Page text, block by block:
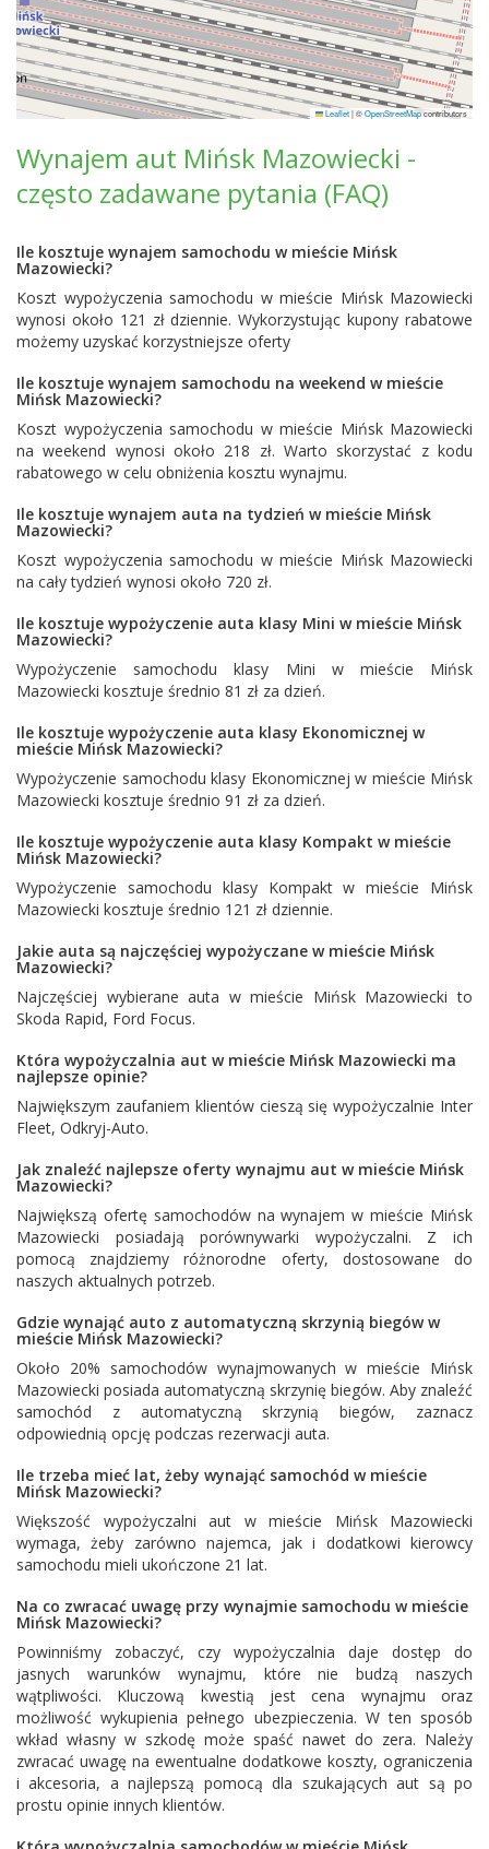
Leaflet|©OpenStreetMapcontributors
Wynajem aut Mińsk Mazowiecki -
często zadawane pytania (FAQ)
Ile kosztuje wynajem samochodu w mieście Mińsk
Mazowiecki?
Koszt wypożyczenia samochodu w mieście Mińsk Mazowiecki
wynosi około 121 zł dziennie. Wykorzystując kupony rabatowe
możemy uzyskać korzystniejsze oferty
Ile kosztuje wynajem samochodu na weekend w mieście
Mińsk Mazowiecki?
Koszt wypożyczenia samochodu w mieście Mińsk Mazowiecki
na weekend wynosi około 218 zł. Warto skorzystać z kodu
rabatowego w celu obniżenia kosztu wynajmu.
Ile kosztuje wynajem auta na tydzień w mieście Mińsk
Mazowiecki?
Koszt wypożyczenia samochodu w mieście Mińsk Mazowiecki
na cały tydzień wynosi około 720 zł.
Ile kosztuje wypożyczenie auta klasy Mini w mieście Mińsk
Mazowiecki?
Wypożyczenie samochodu klasy Mini w mieście Mińsk
Mazowiecki kosztuje średnio 81 zł za dzień.
Ile kosztuje wypożyczenie auta klasy Ekonomicznej w
mieście Mińsk Mazowiecki?
Wypożyczenie samochodu klasy Ekonomicznej w mieście Mińsk
Mazowiecki kosztuje średnio 91 zł za dzień.
Ile kosztuje wypożyczenie auta klasy Kompakt w mieście
Mińsk Mazowiecki?
Wypożyczenie samochodu klasy Kompakt w mieście Mińsk
Mazowiecki kosztuje średnio 121 zł dziennie.
Jakie auta są najczęściej wypożyczane w mieście Mińsk
Mazowiecki?
Najczęściej wybierane auta w mieście Mińsk Mazowiecki to
Skoda Rapid, Ford Focus.
Która wypożyczalnia aut w mieście Mińsk Mazowiecki ma
najlepsze opinie?
Największym zaufaniem klientów cieszą się wypożyczalnie Inter
Fleet, Odkryj-Auto.
Jak znaleźć najlepsze oferty wynajmu aut w mieście Mińsk
Mazowiecki?
Największą ofertę samochodów na wynajem w mieście Mińsk
Mazowiecki posiadają porównywarki wypożyczalni. Z ich
pomocą znajdziemy różnorodne oferty, dostosowane do
naszych aktualnych potrzeb.
Gdzie wynająć auto z automatyczną skrzynią biegów w
mieście Mińsk Mazowiecki?
Około 20% samochodów wynajmowanych w mieście Mińsk
Mazowiecki posiada automatyczną skrzynię biegów. Aby znaleźć
samochód z automatyczną skrzynią biegów, zaznacz
odpowiednią opcję podczas rezerwacji auta.
Ile trzeba mieć lat, żeby wynająć samochód w mieście
Mińsk Mazowiecki?
Większość wypożyczalni aut w mieście Mińsk Mazowiecki
wymaga, żeby zarówno najemca, jak i dodatkowi kierowcy
samochodu mieli ukończone 21 lat.
Na co zwracać uwagę przy wynajmie samochodu w mieście
Mińsk Mazowiecki?
Powinniśmy zobaczyć, czy wypożyczalnia daje dostęp do
jasnych warunków wynajmu, które nie budzą naszych
wątpliwości. Kluczową kwestią jest cena wynajmu oraz
możliwość wykupienia pełnego ubezpieczenia. W ten sposób
wkład własny w szkodę może spaść nawet do zera. Należy
zwracać uwagę na ewentualne dodatkowe koszty, ograniczenia
i akcesoria, a najlepszą pomocą dla szukających aut są po
prostu opinie innych klientów.